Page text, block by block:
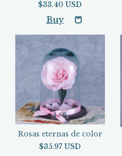
$33.40 USD
1/2
Rosas eternas de color
$35.97 USD